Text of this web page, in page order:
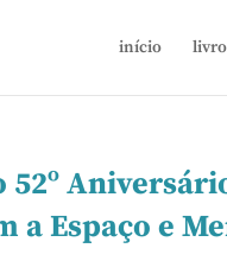
início
52º
a Espaço e